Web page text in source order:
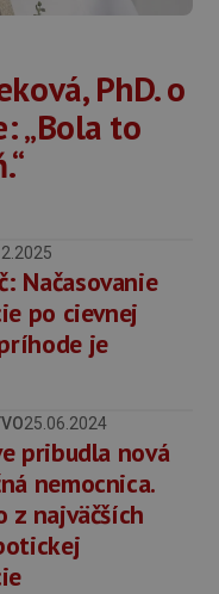
PhD. o
„Bola to
Načasovanie
po cievnej
je
25.06.2024
pribudla nová
nemocnica.
z najväčších